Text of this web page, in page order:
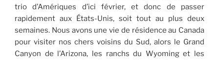
trio d’Amériques d’ici février, et donc de passer
rapidement aux États-Unis, soit tout au plus deux
semaines. Nous avons une vie de résidence au Canada
pour visiter nos chers voisins du Sud, alors le Grand
Canyon de l’Arizona, les ranchs du Wyoming et les